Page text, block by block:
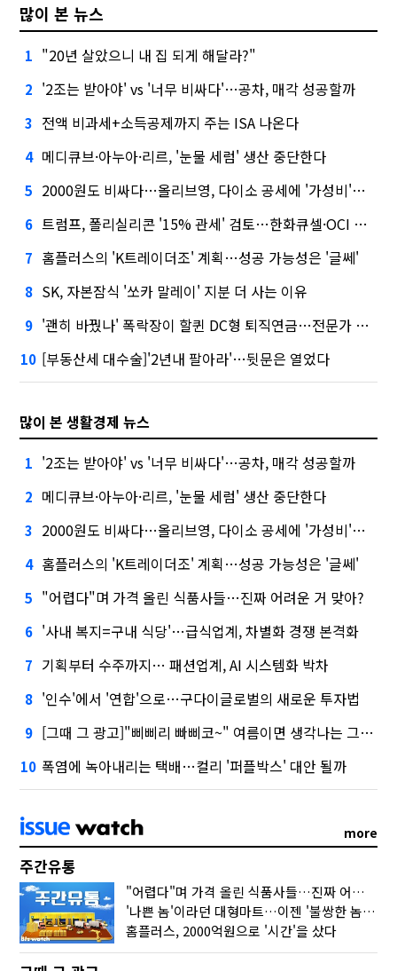
많이 본 뉴스
1 "20년 살았으니 내 집 되게 해달라?"
2 '2조는 받아야' vs '너무 비싸다'…공차, 매각 성공할까
3 전액 비과세+소득공제까지 주는 ISA 나온다
4 메디큐브·아누아·리르, '눈물 세럼' 생산 중단한다
5 2000원도 비싸다…올리브영, 다이소 공세에 '가성비'로 맞불
6 트럼프, 폴리실리콘 '15% 관세' 검토…한화큐셀·OCI 영향은?
7 홈플러스의 'K트레이더조' 계획…성공 가능성은 '글쎄'
8 SK, 자본잠식 '쏘카 말레이' 지분 더 사는 이유
9 '괜히 바꿨나' 폭락장이 할퀸 DC형 퇴직연금…전문가 조언은
10 [부동산세 대수술]'2년내 팔아라'…뒷문은 열었다
많이 본 생활경제 뉴스
1 '2조는 받아야' vs '너무 비싸다'…공차, 매각 성공할까
2 메디큐브·아누아·리르, '눈물 세럼' 생산 중단한다
3 2000원도 비싸다…올리브영, 다이소 공세에 '가성비'로 맞불
4 홈플러스의 'K트레이더조' 계획…성공 가능성은 '글쎄'
5 "어렵다"며 가격 올린 식품사들…진짜 어려운 거 맞아?
6 '사내 복지=구내 식당'…급식업계, 차별화 경쟁 본격화
7 기획부터 수주까지… 패션업계, AI 시스템화 박차
8 '인수'에서 '연합'으로…구다이글로벌의 새로운 투자법
9 [그때 그 광고]"삐삐리 빠삐코~" 여름이면 생각나는 그 노래
10 폭염에 녹아내리는 택배…컬리 '퍼플박스' 대안 될까
more
주간유통
"어렵다"며 가격 올린 식품사들…진짜 어려운 거 맞아?
'나쁜 놈'이라던 대형마트…이젠 '불쌍한 놈' 됐다
홈플러스, 2000억원으로 '시간'을 샀다